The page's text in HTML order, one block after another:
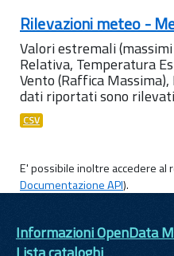
Rilevazioni meteo -
Valori estremali
Relativa, Temperatura
Vento (Raffica
dati riportati sono
CSV
E' possibile inoltre accedere al
Documentazione API).
Informazioni OpenData